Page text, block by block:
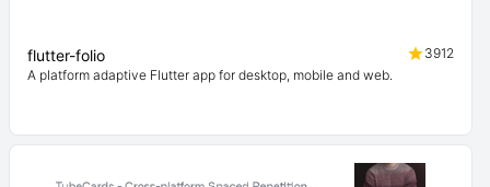
flutter-folio
3912
A platform adaptive Flutter app for desktop, mobile and web.